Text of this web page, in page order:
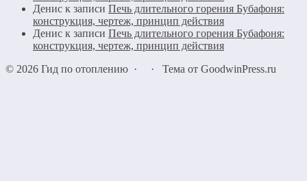
Денис к записи Печь длительного горения Бубафоня:
конструкция, чертеж, принцип действия
Денис к записи Печь длительного горения Бубафоня:
конструкция, чертеж, принцип действия
© 2026 Гид по отоплению · · Тема от GoodwinPress.ru